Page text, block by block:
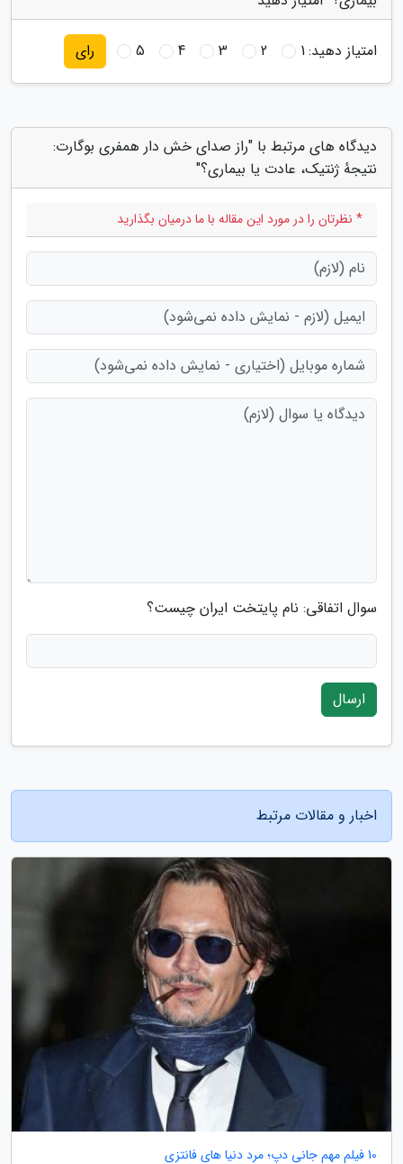
امتیاز دهید:1
2
3
4
5 رای
دیدگاه های مرتبط با "راز صدای خش دار همفری بوگارت:
نتیجهٔ ژنتیک، عادت یا بیماری؟"
* نظرتان را در مورد این مقاله با ما درمیان بگذارید
سوال اتفاقی: نام پایتخت ایران چیست؟
ارسال
اخبار و مقالات مرتبط
10 فیلم مهم جانی دپ؛ مرد دنیا های فانتزی